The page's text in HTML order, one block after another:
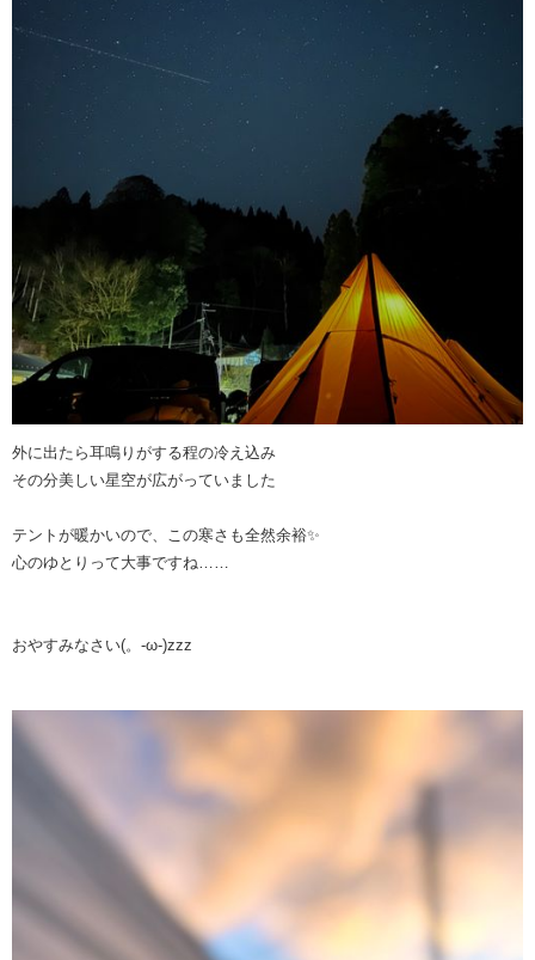
外に出たら耳鳴りがする程の冷え込み
その分美しい星空が広がっていました
テントが暖かいので、この寒さも全然余裕✨️
心のゆとりって大事ですね……
おやすみなさい(。-ω-)zzz